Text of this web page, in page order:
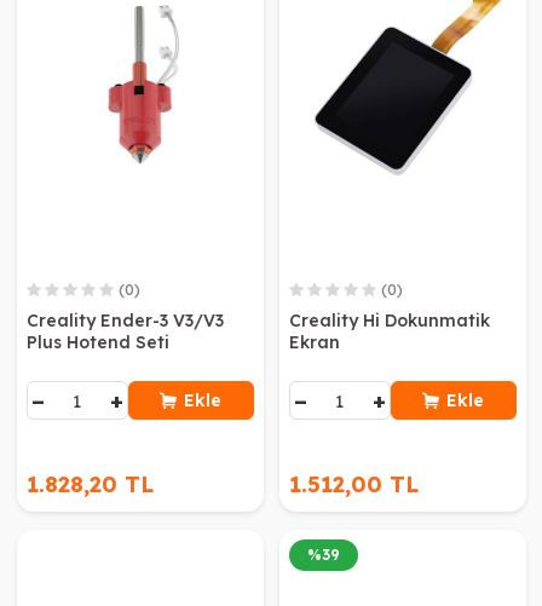
(0)
Creality Ender-3 V3/V3
Plus Hotend Seti
− + Ekle
1.828,20 TL
(0)
Creality Hi Dokunmatik
Ekran
− + Ekle
1.512,00 TL
%39